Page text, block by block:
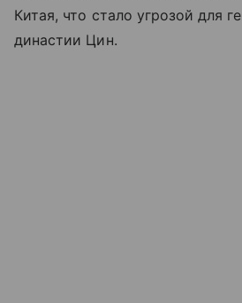
Китая, что стало угрозой для
династии Цин.